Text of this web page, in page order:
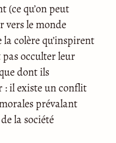
(ce qu’on peut
vers le monde
colère qu’inspirent
occulter leur
dont ils
: il existe un conflit
prévalant
la société